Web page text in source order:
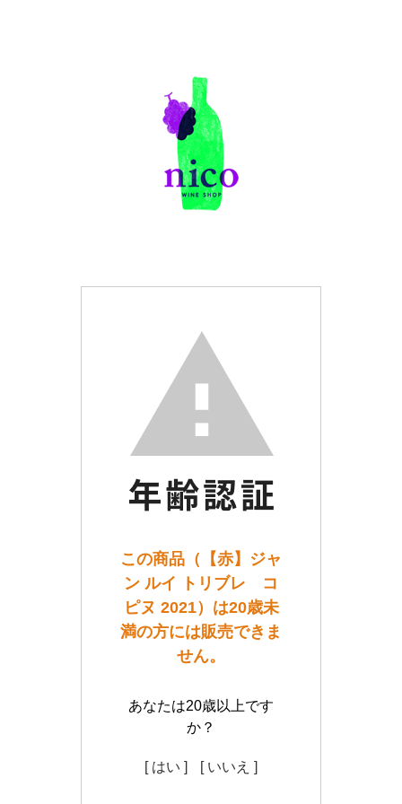
この商品（【赤】ジャ
ン ルイ トリブレ コ
ピヌ 2021）は20歳未
満の方には販売できま
せん。
あなたは20歳以上です
か？
[ はい ] [ いいえ ]